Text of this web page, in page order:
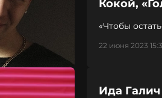
Кокой,
«Чтобы
22 июня 2023
Ида